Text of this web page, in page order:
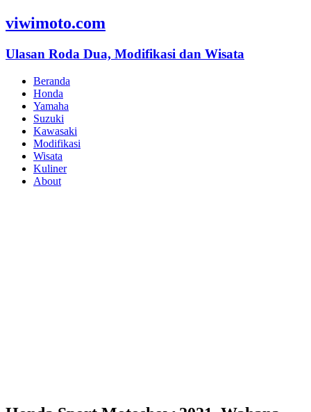
viwimoto.com
Ulasan Roda Dua, Modifikasi dan Wisata
Beranda
Honda
Yamaha
Suzuki
Kawasaki
Modifikasi
Wisata
Kuliner
About